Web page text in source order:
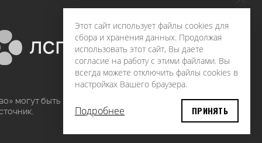
могут быть воспроизведены в любых средствах
Этот сайт использует файлы cookies для
сбора и хранения данных. Продолжая
использовать этот сайт, Вы даете
согласие на работу с этими файлами. Вы
всегда можете отключить файлы cookies в
настройках Вашего браузера.
Подробнее ПРИНЯТЬ